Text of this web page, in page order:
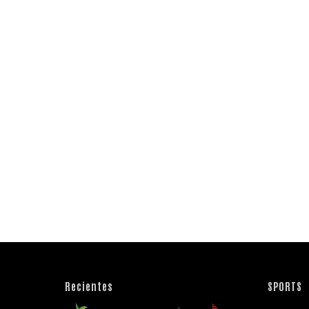
Recientes SPORTS